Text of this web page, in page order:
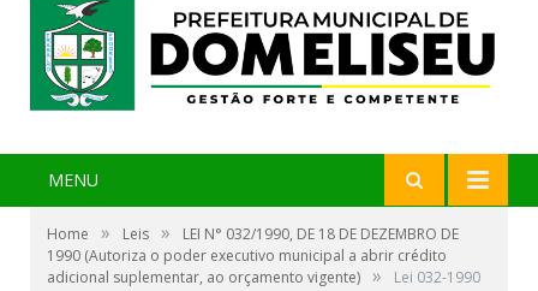
MENU
Home » Leis »
LEI N° 032/1990, DE 18 DE DEZEMBRO DE
1990 (Autoriza o poder executivo municipal a abrir crédito
adicional suplementar, ao orçamento vigente) » Lei 032-1990